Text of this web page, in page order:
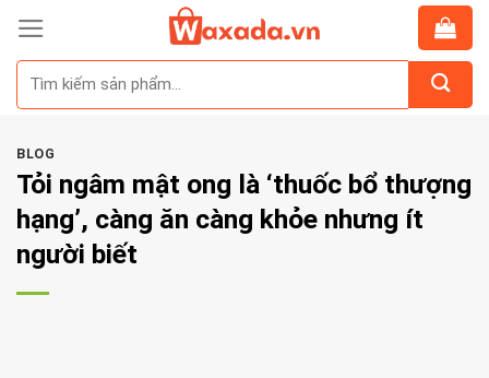
Skip
content
BLOG
Tỏi ngâm mật ong là ‘thuốc bổ thượng
hạng’, càng ăn càng khỏe nhưng ít
người biết